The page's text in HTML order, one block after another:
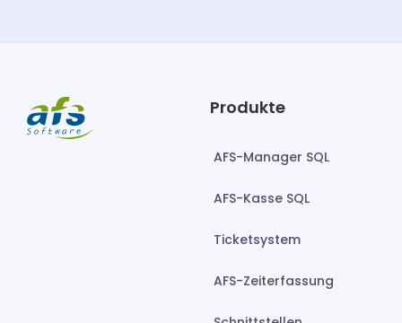
Produkte
AFS-Manager SQL
AFS-Kasse SQL
Ticketsystem
AFS-Zeiterfassung